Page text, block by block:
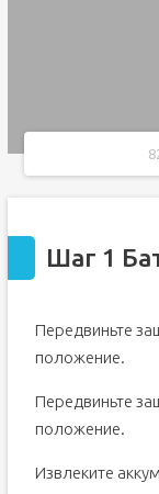
Шаг 1
Передвиньте
положение.
Передвиньте
положение.
Извлеките